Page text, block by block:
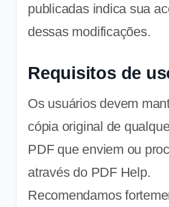
publicadas indica sua
dessas modificações.
Requisitos de
Os usuários devem
cópia original de
PDF que enviem ou
através do PDF Help.
Recomendamos